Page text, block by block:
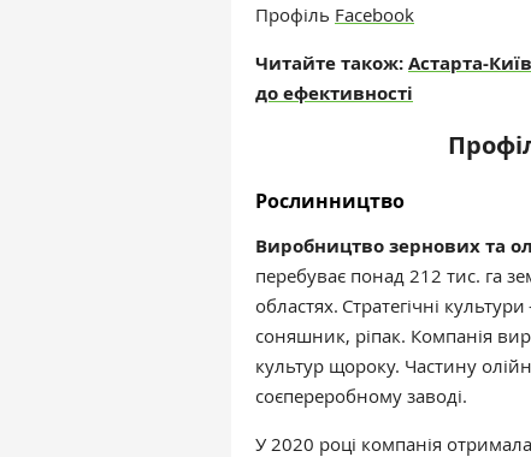
Профіль Facebook
Читайте також:Астарта-
до ефективності
Рослинництво
Виробництво зернових та
перебуває понад 212 тис. га
областях. Стратегічні
соняшник, ріпак. Компанія
культур щороку. Частину
соєпереробному заводі.
У 2020 році компанія